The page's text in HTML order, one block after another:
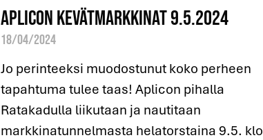
Aplicon Kevätmarkkinat 9.5.2024
18/04/2024
Jo perinteeksi muodostunut koko perheen
tapahtuma tulee taas! Aplicon pihalla
Ratakadulla liikutaan ja nautitaan
markkinatunnelmasta helatorstaina 9.5. klo